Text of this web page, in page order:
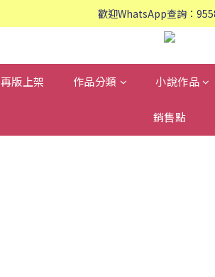
歡迎WhatsApp查詢：
歡迎WhatsApp查詢：
會員專享: 購物滿$800, 免
歡迎WhatsApp查詢：
再版上架 作品分類 小說作品
銷售點